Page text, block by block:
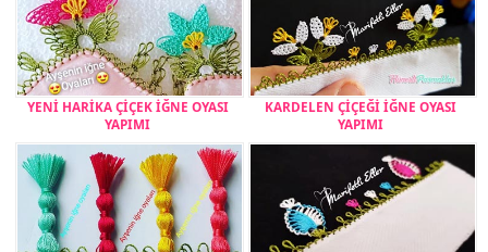
YENİ HARİKA ÇİÇEK İĞNE OYASI
YAPIMI
KARDELEN ÇİÇEĞİ İĞNE OYASI
YAPIMI